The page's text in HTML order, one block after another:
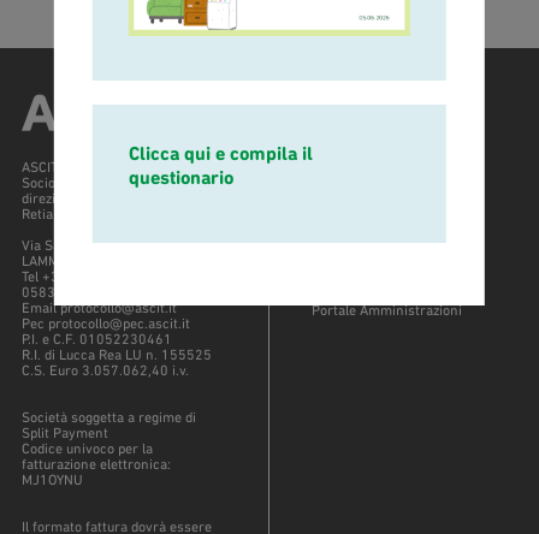
Clicca qui e compila il
questionario
ASCIT SpA
Socio unico - Società soggetta a
direzione e controllo di
Retiambiente spa
Via San Cristoforo, 82, 55013
LAMMARI (LU)
Tel +39 0583 436311 / Fax +39
0583 436030
Email protocollo@ascit.it
Pec protocollo@pec.ascit.it
P.I. e C.F. 01052230461
R.I. di Lucca Rea LU n. 155525
C.S. Euro 3.057.062,40 i.v.
Società soggetta a regime di
Split Payment
Codice univoco per la
fatturazione elettronica:
MJ1OYNU
Il formato fattura dovrà essere
Portale Amministrazioni